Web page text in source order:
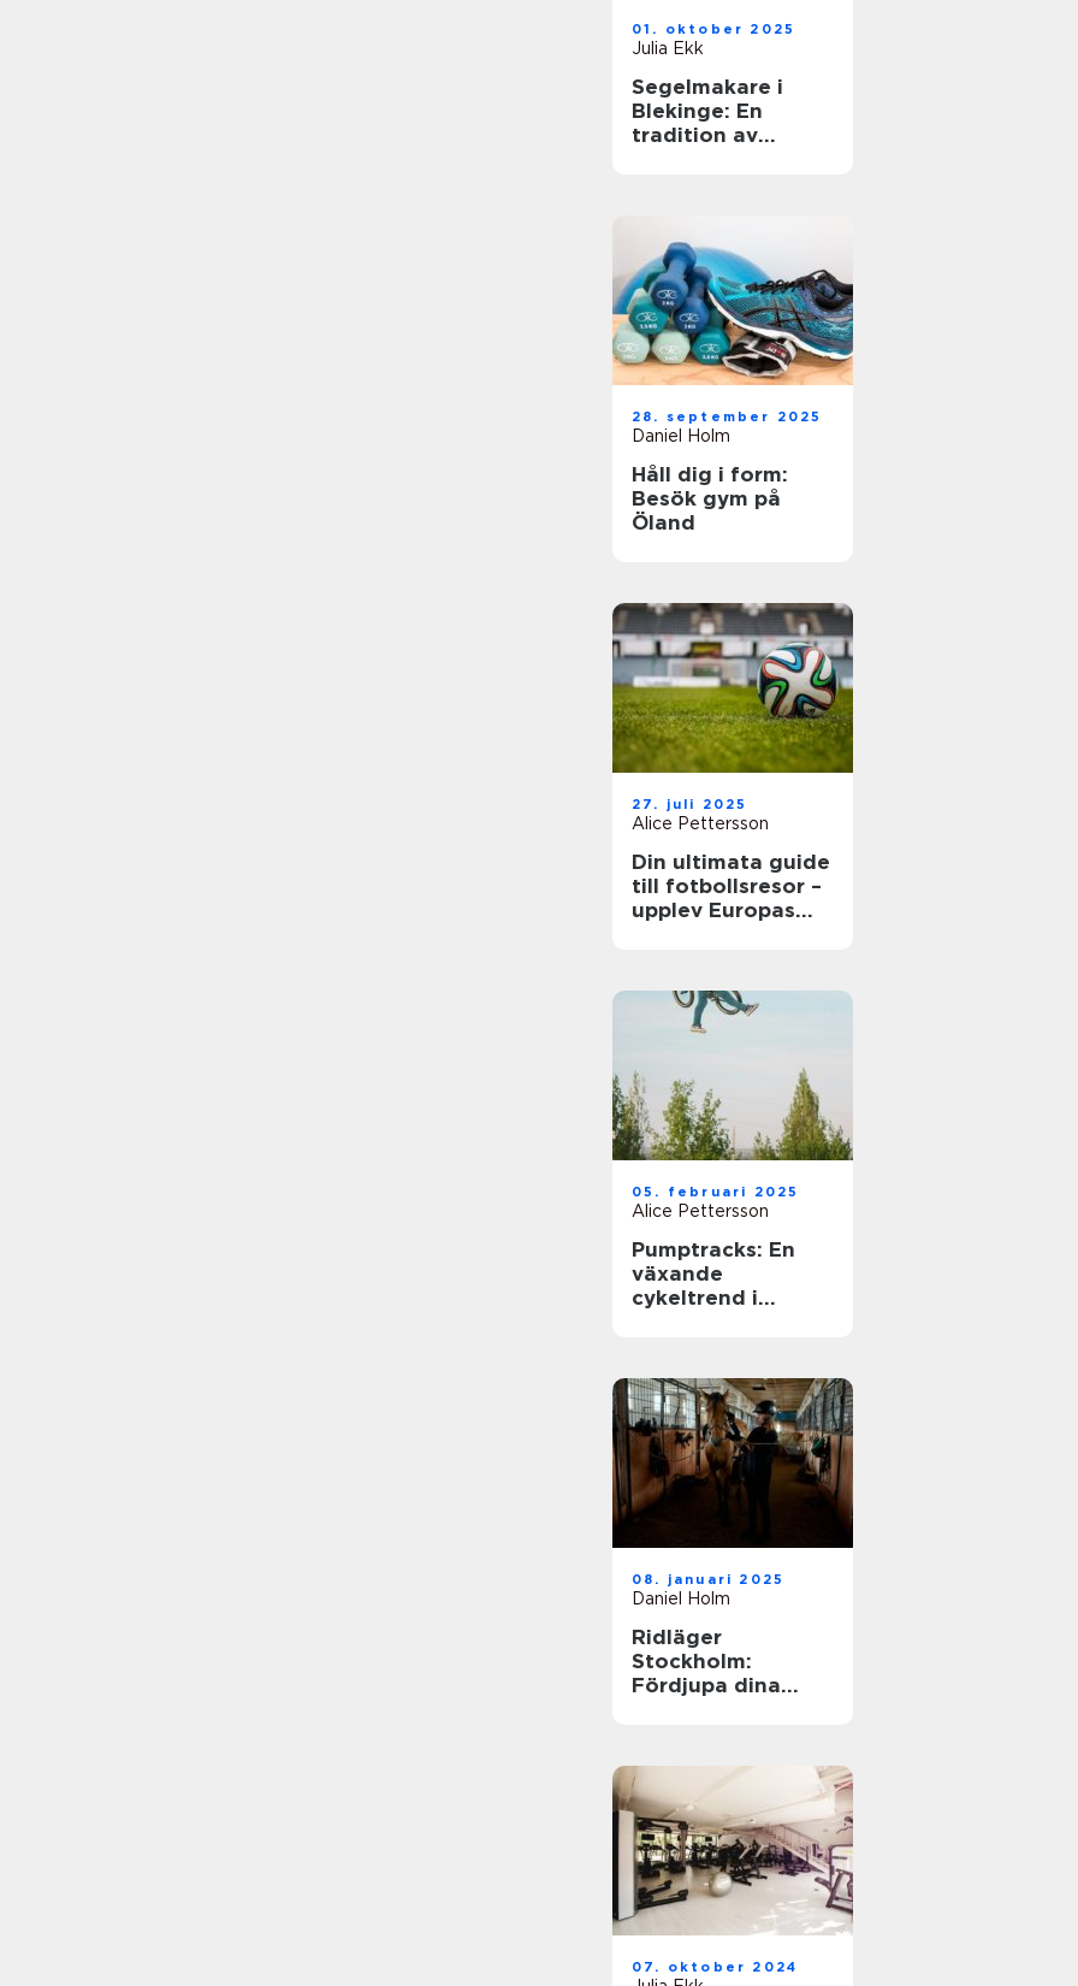
01. oktober 2025
Julia Ekk
Segelmakare i
Blekinge: En
tradition av
28. september 2025
Daniel Holm
Håll dig i form:
Besök gym på
Öland
27. juli 2025
Alice Pettersson
Din ultimata guide
till fotbollsresor –
upplev Europas
05. februari 2025
Alice Pettersson
Pumptracks: En
växande
cykeltrend i
08. januari 2025
Daniel Holm
Ridläger
Stockholm:
Fördjupa dina
07. oktober 2024